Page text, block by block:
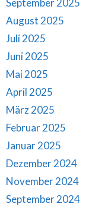
September 2025
August 2025
Juli 2025
Juni 2025
Mai 2025
April 2025
März 2025
Februar 2025
Januar 2025
Dezember 2024
November 2024
September 2024